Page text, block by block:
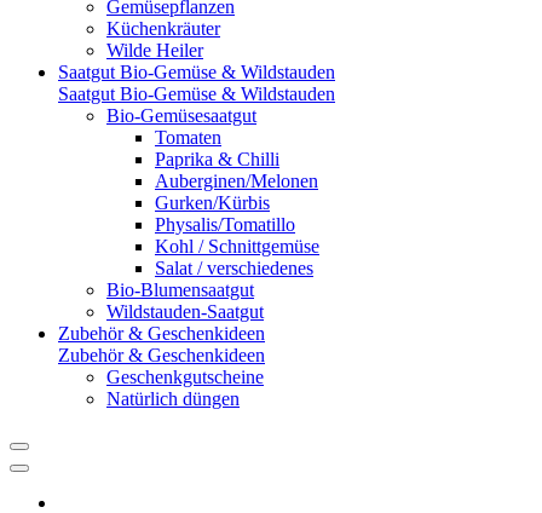
Gemüsepflanzen
Küchenkräuter
Wilde Heiler
Saatgut Bio-Gemüse & Wildstauden
Saatgut Bio-Gemüse & Wildstauden
Bio-Gemüsesaatgut
Tomaten
Paprika & Chilli
Auberginen/Melonen
Gurken/Kürbis
Physalis/Tomatillo
Kohl / Schnittgemüse
Salat / verschiedenes
Bio-Blumensaatgut
Wildstauden-Saatgut
Zubehör & Geschenkideen
Zubehör & Geschenkideen
Geschenkgutscheine
Natürlich düngen